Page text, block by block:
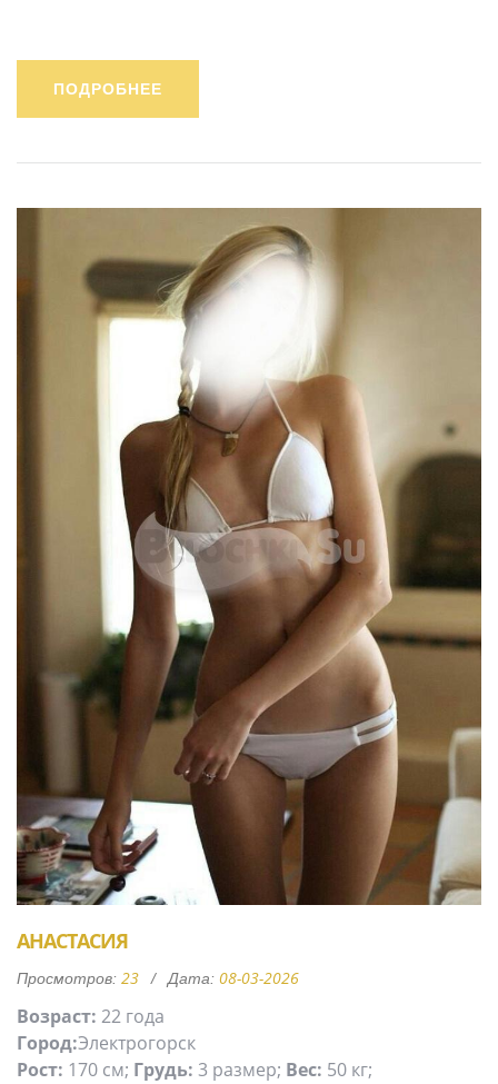
ПОДРОБНЕЕ
АНАСТАСИЯ
Просмотров: 23 Дата: 08-03-2026
Возраст: 22 года
Город:Электрогорск
Рост: 170 см; Грудь: 3 размер; Вес: 50 кг;